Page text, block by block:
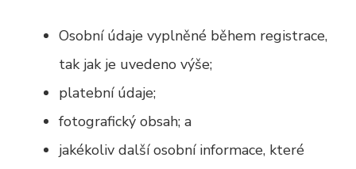
Osobní údaje vyplněné během registrace,
tak jak je uvedeno výše;
platební údaje;
fotografický obsah; a
jakékoliv další osobní informace, které